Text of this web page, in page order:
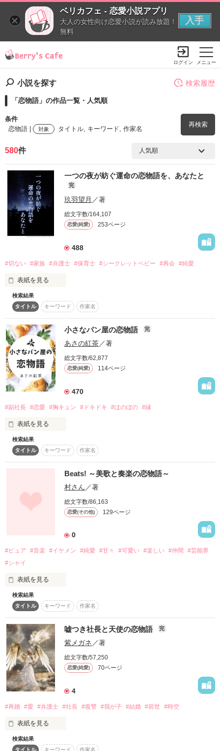
ベリカフェ - 恋愛小説アプリ
大人の女性向け恋愛小説が読み放題！
無料
入手
メニュー
ログイン
小説を探す
「恋物語」の作品一覧・人気順
条件
恋物語 |
対象 タイトル, キーワード, 作家名
再検索
検索ワード
を含む
詳しく検索
タイトル キーワード 作家名 表紙コメント
あらすじ
ジャンル
感想
ステータス 全て 完結
作品の長さ
コンテスト
超短編！フェチから始まる溺愛コンテスト
スターツ出版小説投稿サイト合同企画「1話からの長編大
検索履歴
580件
一つの夜が紡ぐ運命の恋物語を、あなたと
完
玖羽望月 ／著
総文字数/164,107
恋愛(純愛) 253ページ
488
#切ない #家族 #弁護士 #保育士 #シークレットベビー #再会 #純愛
表紙を見る
両親を亡くし天涯孤独の身となった由依は、偶然知り合った
大智にずっと心に秘めていた願いを話す。
「血の繋がった家族が……子どもが欲しいんです」
交際相手もいない由依だったが、大智はそれを笑わず聞いて
くれた。
――そして、
「僕では……駄目かな？　君の子どもの父に……」
思ってもみない申し出を戸惑いながら受ける由依。
「約束、して……。僕の前から消えないって……」
会ったばかりなのに切なげに大智に懇願される由依。けれど
由依は、はなからその約束を守るつもりはなかった。
――それから数年後。由依は大智と再会する。
大智に優しかったあの日の面影はなく、冷血弁護士と呼ばれ
☆瀬奈　由依《せな　ゆい》(26)
幼い頃から憧れていた保育士として働く。
☆阿佐永　大智《あさなが　だいち》(27)
【作中に登場する場所や企業は創作上のものです。また、職業
い想像の範囲です。ご了承ください】
ベリーズカフェ　2023.10.17〜2024.3.15
別サイトにも掲載しています。
作品を読む
検索結果
タイトル
キーワード 作家名
小さなパン屋の恋物語 完
あさの紅茶／著
総文字数/62,877
恋愛(純愛) 114ページ
470
#副社長 #恋愛 #胸キュン #ドキドキ #ほのぼの #縁
表紙を見る
住宅地にひっそりと佇む小さなパン屋さん。
毎日美味しいパンを心を込めて焼いている。
一人でお店を切り盛りしてがむしゃらに働いている、そんな毎
日に何の疑問も感じていなかった。
いつものルーチンワーク。
◆小さなパン屋minamiのオーナー◆
南部琴葉(ﾅﾝﾌﾞｺﾄﾊ) 25
自分の仕事に誇りを持ち、建築士としてもバリバリ働く。
この先もずっと仕事人間なんだろう。
そんな風に思っていた。
◆早瀬設計事務所 副社長◆
早瀬雄大(ﾊﾔｾﾕｳﾀﾞｲ) 27
二人の出会いはたったひとつのパンだった。
**********
この作品は、他のサイトにも掲載しています。
**********
たくさんの感想&レビューをいただきまして、ありがとうござ
検索結果
タイトル
キーワード 作家名
Beats! ～美歌と奏楽の恋物語～
村さん ／著
総文字数/86,163
恋愛(その他) 129ページ
0
#ピュア #音楽 #イケメン #純愛 #甘々 #可愛い #楽しい #仲間
#芸能界
#シャイ
表紙を見る
歌う事が大好きな、
『日和 美歌（ヒヨリ ミカ）』
そんな美歌は天使のような歌声の持ち主。
でも、美歌は自分の歌声に自信がなくて、
いつも人気のない場所で1人歌を歌っているー…
そんな美歌に偶然出会った、
『翡翠 奏楽（ヒスイ ソラ）』
奏楽はなんとギターが超得意。
そんな奏楽はバンドをやっていた‼
メンバーは奏楽の幼馴染、
『姓 花音（カバネ カノン）』
検索結果
タイトル
キーワード 作家名
嘘つき社長と天使の恋物語 完
紫メガネ／著
総文字数/57,250
恋愛(純愛) 70ページ
4
#再婚 #愛 #弁護士 #社長 #復讐 #我が子 #結婚 #前世 #時空
表紙を見る
大手コンサルティング会社の社長・森沢悠大（もりさわ・ゆ
検索結果
タイトル
キーワード 作家名